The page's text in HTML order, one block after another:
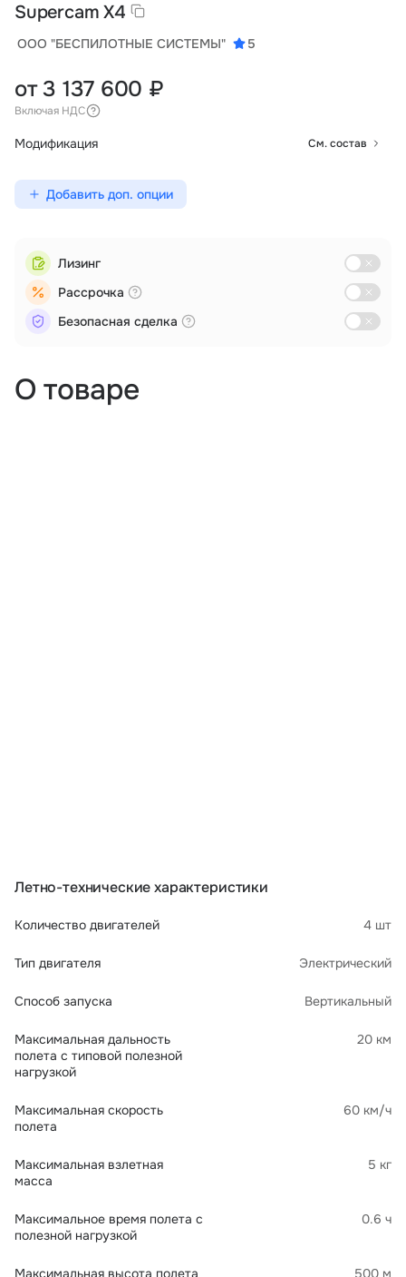
О товаре
Летно-технические характеристики
Количество двигателей 4 шт
Тип двигателя Электрический
Способ запуска Вертикальный
Максимальная дальность
полета с типовой полезной
нагрузкой
20 км
Максимальная скорость
полета
60 км/ч
Максимальная взлетная
масса
5 кг
Максимальное время полета с
полезной нагрузкой
0.6 ч
Максимальная высота полета 500 м
Supercam X4
ООО "БЕСПИЛОТНЫЕ СИСТЕМЫ" 5
от 3 137 600 ₽
Включая НДС
Модификация См. состав
Добавить доп. опции
Лизинг
Рассрочка
Безопасная сделка